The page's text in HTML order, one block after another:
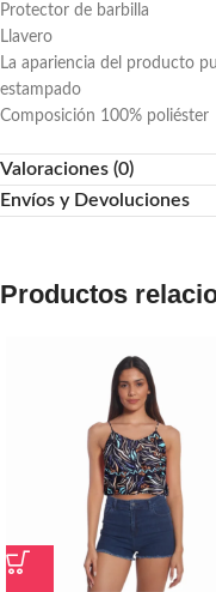
Protector de barbilla
Llavero
La apariencia del producto
estampado
Composición 100% poliéster
Valoraciones (0)
Envíos y Devoluciones
Productos